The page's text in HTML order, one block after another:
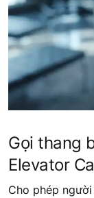
Gọi thang
Elevator
Cho phép